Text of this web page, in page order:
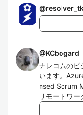
@resolver_tk
@KCbogard
ナレコムのビ
います。
nsed Scrum
リモートワー